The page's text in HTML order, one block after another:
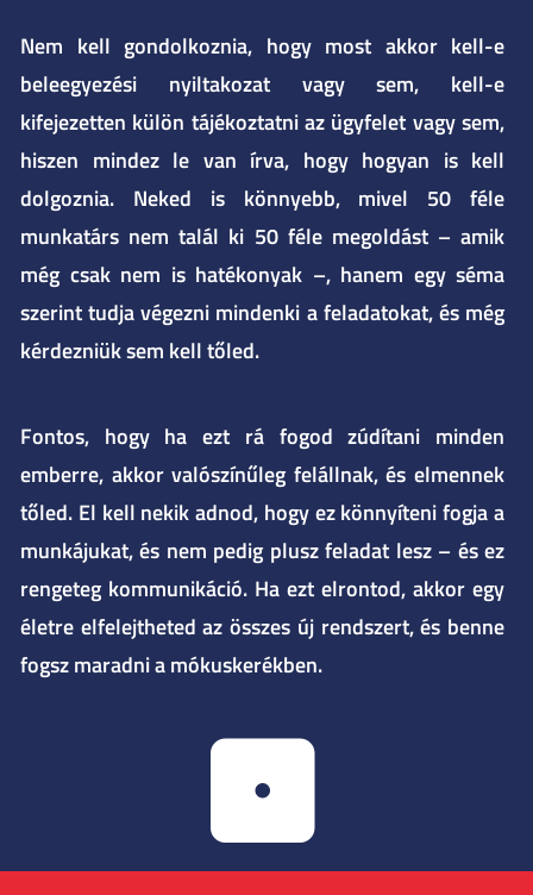
Nem kell gondolkoznia, hogy most akkor kell-e
beleegyezési nyiltakozat vagy sem, kell-e
kifejezetten külön tájékoztatni az ügyfelet vagy sem,
hiszen mindez le van írva, hogy hogyan is kell
dolgoznia. Neked is könnyebb, mivel 50 féle
munkatárs nem talál ki 50 féle megoldást – amik
még csak nem is hatékonyak –, hanem egy séma
szerint tudja végezni mindenki a feladatokat, és még
kérdezniük sem kell tőled.
Fontos, hogy ha ezt rá fogod zúdítani minden
emberre, akkor valószínűleg felállnak, és elmennek
tőled. El kell nekik adnod, hogy ez könnyíteni fogja a
munkájukat, és nem pedig plusz feladat lesz – és ez
rengeteg kommunikáció. Ha ezt elrontod, akkor egy
életre elfelejtheted az összes új rendszert, és benne
fogsz maradni a mókuskerékben.